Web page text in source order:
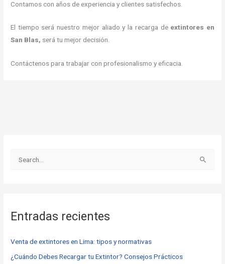
Contamos con años de experiencia y clientes satisfechos.
El tiempo será nuestro mejor aliado y la recarga de extintores en
San Blas, será tu mejor decisión.
Contáctenos para trabajar con profesionalismo y eficacia.
a
p
o
Entradas recientes
Venta de extintores en Lima: tipos y normativas
¿Cuándo Debes Recargar tu Extintor? Consejos Prácticos